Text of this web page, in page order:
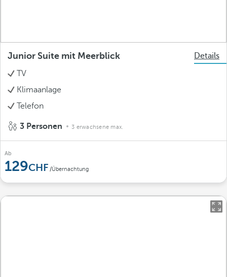
Junior Suite mit Meerblick
Details
TV
Klimaanlage
Telefon
3 Personen 3 erwachsene max.
Ab
129 /Übernachtung